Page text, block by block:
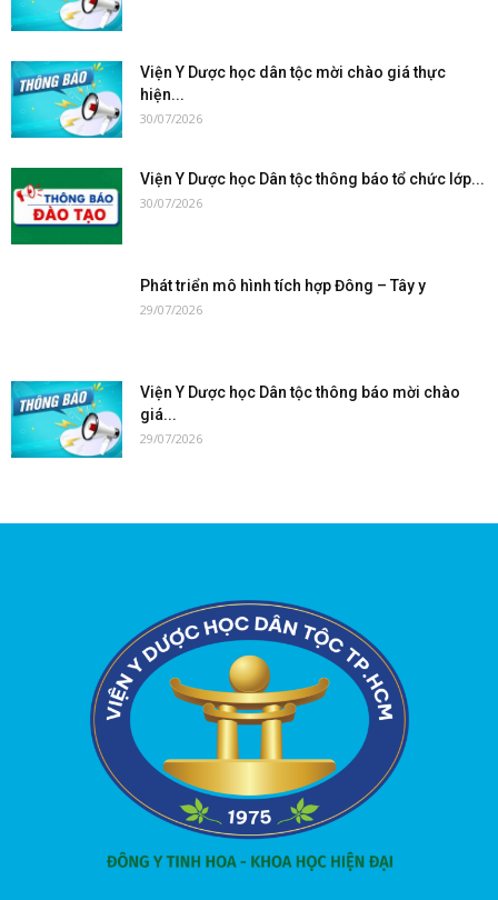
Viện Y Dược học dân tộc mời chào giá thực
hiện...
30/07/2026
Viện Y Dược học Dân tộc thông báo tổ chức lớp...
30/07/2026
Phát triển mô hình tích hợp Đông – Tây y
29/07/2026
Viện Y Dược học Dân tộc thông báo mời chào
giá...
29/07/2026